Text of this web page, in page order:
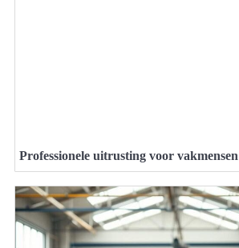
Professionele uitrusting voor vakmensen